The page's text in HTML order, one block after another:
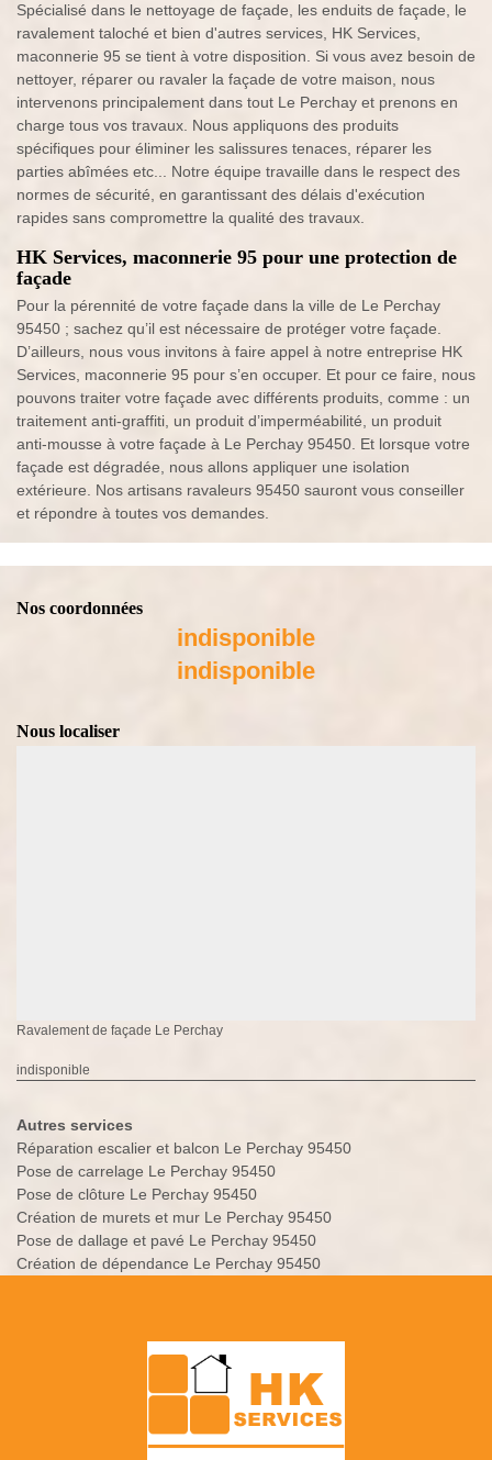
Spécialisé dans le nettoyage de façade, les enduits de façade, le
ravalement taloché et bien d'autres services, HK Services,
maconnerie 95 se tient à votre disposition. Si vous avez besoin de
nettoyer, réparer ou ravaler la façade de votre maison, nous
intervenons principalement dans tout Le Perchay et prenons en
charge tous vos travaux. Nous appliquons des produits
spécifiques pour éliminer les salissures tenaces, réparer les
parties abîmées etc... Notre équipe travaille dans le respect des
normes de sécurité, en garantissant des délais d'exécution
rapides sans compromettre la qualité des travaux.
HK Services, maconnerie 95 pour une protection de
façade
Pour la pérennité de votre façade dans la ville de Le Perchay
95450 ; sachez qu’il est nécessaire de protéger votre façade.
D’ailleurs, nous vous invitons à faire appel à notre entreprise HK
Services, maconnerie 95 pour s’en occuper. Et pour ce faire, nous
pouvons traiter votre façade avec différents produits, comme : un
traitement anti-graffiti, un produit d’imperméabilité, un produit
anti-mousse à votre façade à Le Perchay 95450. Et lorsque votre
façade est dégradée, nous allons appliquer une isolation
extérieure. Nos artisans ravaleurs 95450 sauront vous conseiller
et répondre à toutes vos demandes.
Nos coordonnées
indisponible
indisponible
Nous localiser
Ravalement de façade Le Perchay
indisponible
Autres services
Réparation escalier et balcon Le Perchay 95450
Pose de carrelage Le Perchay 95450
Pose de clôture Le Perchay 95450
Création de murets et mur Le Perchay 95450
Pose de dallage et pavé Le Perchay 95450
Création de dépendance Le Perchay 95450